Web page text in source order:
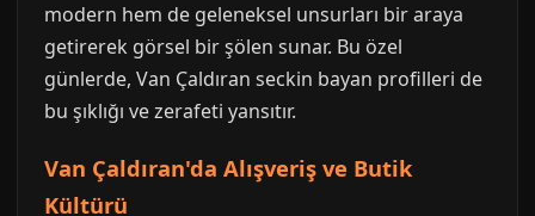
modern hem de geleneksel unsurları bir araya
getirerek görsel bir şölen sunar. Bu özel
günlerde, Van Çaldıran seckin bayan profilleri de
bu şıklığı ve zerafeti yansıtır.
Van Çaldıran'da Alışveriş ve Butik
Kültürü